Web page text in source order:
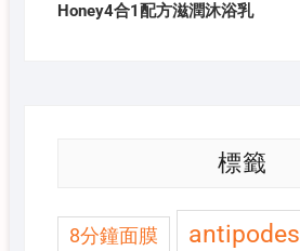
Honey4合1配方滋潤沐浴乳
標籤
8分鐘面膜 antipodes